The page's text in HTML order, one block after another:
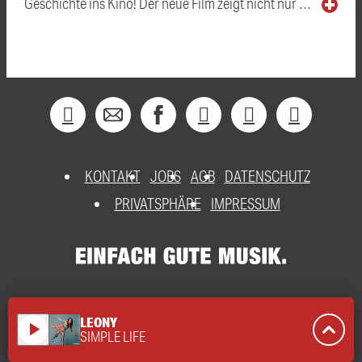
KONTAKT JOBS AGB DATENSCHUTZ
PRIVATSPHÄRE
IMPRESSUM
play_arrow LEONY
SIMPLE LIFE